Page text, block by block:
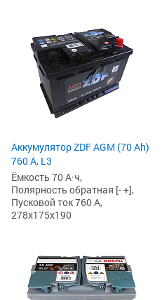
Аккумулятор ZDF AGM (70 Ah)
760 А, L3
Ёмкость 70 А·ч,
Полярность обратная [- +],
Пусковой ток 760 А,
278x175x190